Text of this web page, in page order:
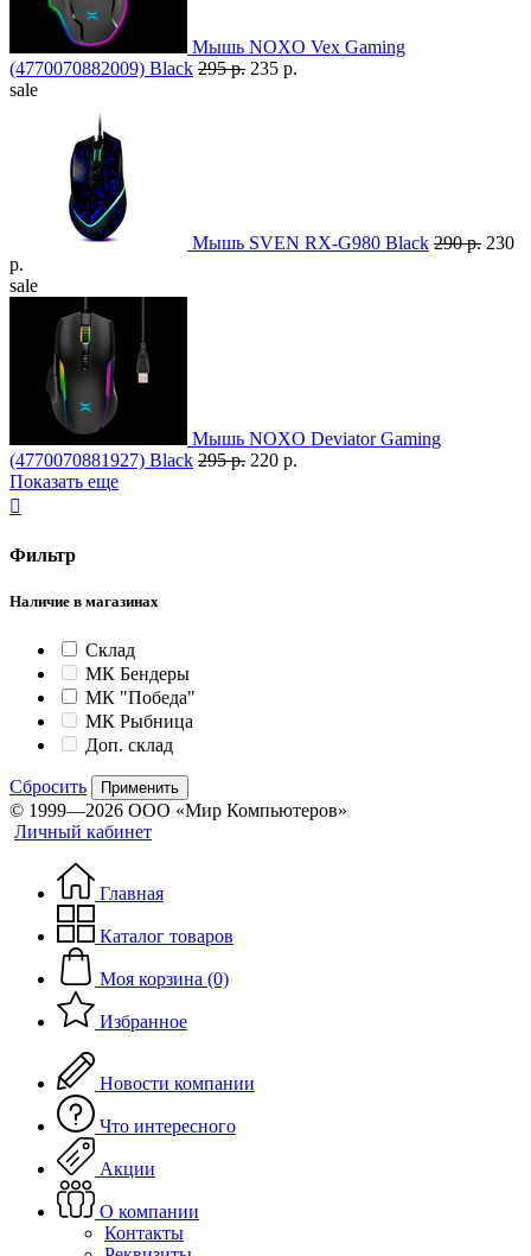
Мышь NOXO Vex Gaming
(4770070882009) Black 295 р. 235 р.
sale
Мышь SVEN RX-G980 Black 290 р. 230
р.
sale
Мышь NOXO Deviator Gaming
(4770070881927) Black 295 р. 220 р.
Показать еще

Фильтр
Наличие в магазинах
Склад
МК Бендеры
МК "Победа"
МК Рыбница
Доп. склад
Сбросить Применить
© 1999—2026 ООО «Мир Компьютеров»
Личный кабинет
Главная
Каталог товаров
Моя корзина (0)
Избранное
Новости компании
Что интересного
Акции
О компании
Контакты